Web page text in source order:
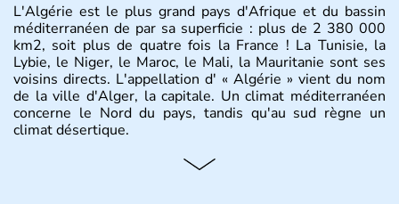
L'Algérie est le plus grand pays d'Afrique et du bassin
méditerranéen de par sa superficie : plus de 2 380 000
km2, soit plus de quatre fois la France ! La Tunisie, la
Lybie, le Niger, le Maroc, le Mali, la Mauritanie sont ses
voisins directs. L'appellation d' « Algérie » vient du nom
de la ville d'Alger, la capitale. Un climat méditerranéen
concerne le Nord du pays, tandis qu'au sud règne un
climat désertique.
Histoire et administration